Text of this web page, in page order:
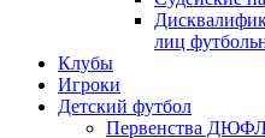
лиц
Клубы
Игроки
Детский футбол
Первенства